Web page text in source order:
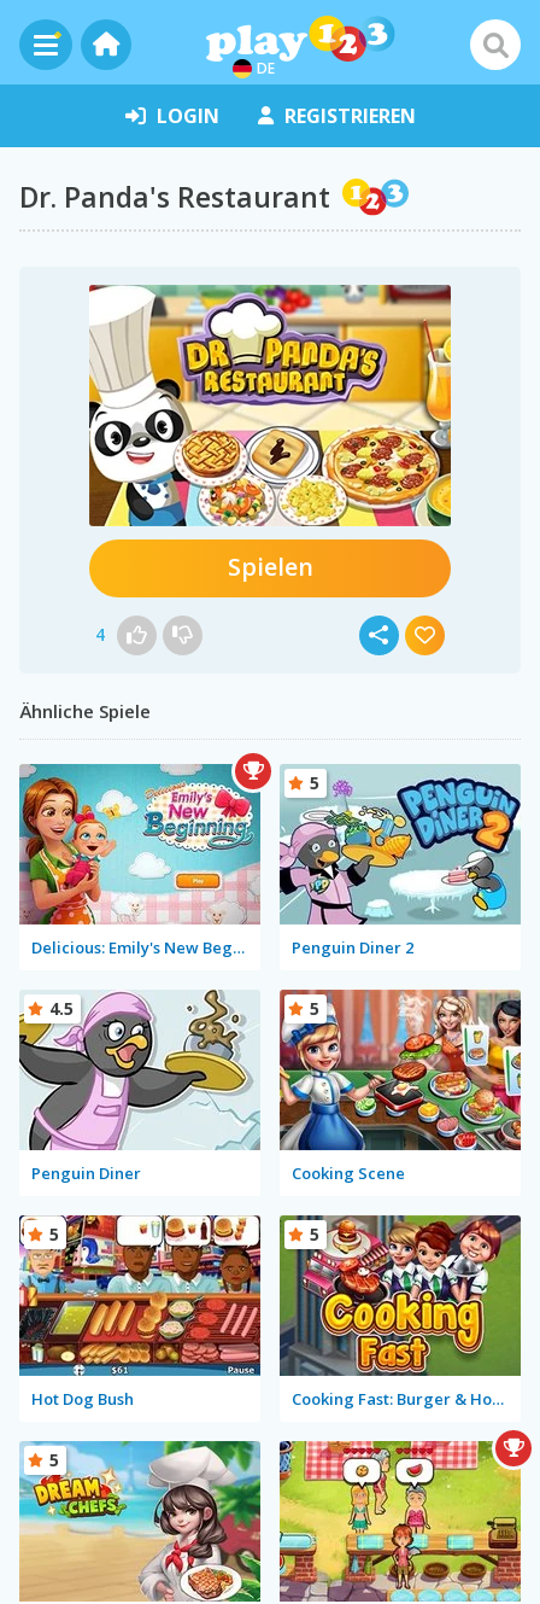
DE
LOGIN REGISTRIEREN
Dr. Panda's Restaurant
Spielen
4
Ähnliche Spiele
Delicious: Emily's New Beginning Penguin Diner 2
5
Penguin Diner
4.5
Cooking Scene
5
Hot Dog Bush
5
Cooking Fast: Burger & Hotdog
5
5